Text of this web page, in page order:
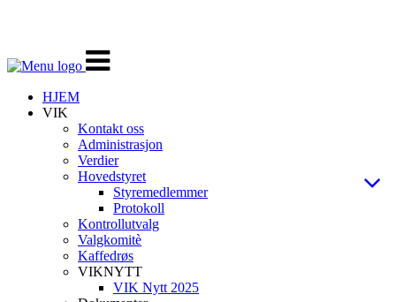
Veksle
navigasjon
HJEM
VIK
Kontakt oss
Administrasjon
Verdier
Hovedstyret
Styremedlemmer
Protokoll
Kontrollutvalg
Valgkomitè
Kaffedrøs
VIKNYTT
VIK Nytt 2025